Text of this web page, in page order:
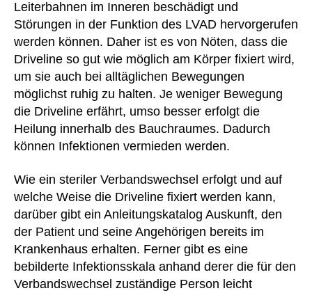
Leiterbahnen im Inneren beschädigt und
Störungen in der Funktion des LVAD hervorgerufen
werden können. Daher ist es von Nöten, dass die
Driveline so gut wie möglich am Körper fixiert wird,
um sie auch bei alltäglichen Bewegungen
möglichst ruhig zu halten. Je weniger Bewegung
die Driveline erfährt, umso besser erfolgt die
Heilung innerhalb des Bauchraumes. Dadurch
können Infektionen vermieden werden.
Wie ein steriler Verbandswechsel erfolgt und auf
welche Weise die Driveline fixiert werden kann,
darüber gibt ein Anleitungskatalog Auskunft, den
der Patient und seine Angehörigen bereits im
Krankenhaus erhalten. Ferner gibt es eine
bebilderte Infektionsskala anhand derer die für den
Verbandswechsel zuständige Person leicht